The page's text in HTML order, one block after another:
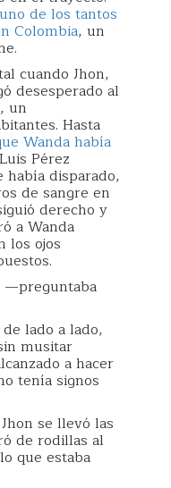
uno de los tantos
Colombia, un
cuando Jhon,
desesperado al
un
Hasta
Wanda había
Pérez
disparado,
de sangre en
derecho y
a Wanda
los ojos
—preguntaba
lado a lado,
musitar
a hacer
tenía signos
se llevó las
de rodillas al
que estaba